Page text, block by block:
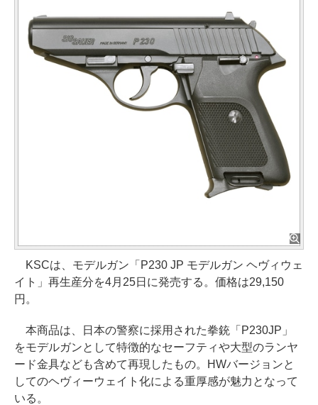
KSCは、モデルガン「P230 JP モデルガン ヘヴィウェ
イト」再生産分を4月25日に発売する。価格は29,150
円。
本商品は、日本の警察に採用された拳銃「P230JP」
をモデルガンとして特徴的なセーフティや大型のランヤ
ード金具なども含めて再現したもの。HWバージョンと
してのヘヴィーウェイト化による重厚感が魅力となって
いる。